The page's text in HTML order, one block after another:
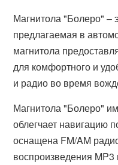
Магнитола "Болеро" –
предлагаемая в
магнитола
для комфортного и
и радио во время
Магнитола "Болеро"
облегчает навигацию
оснащена FM/AM
воспроизведения